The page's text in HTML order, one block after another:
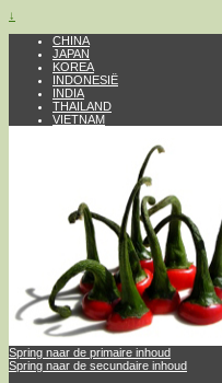
↓
CHINA
JAPAN
KOREA
INDONESIË
INDIA
THAILAND
VIETNAM
Spring naar de primaire inhoud
Spring naar de secundaire inhoud